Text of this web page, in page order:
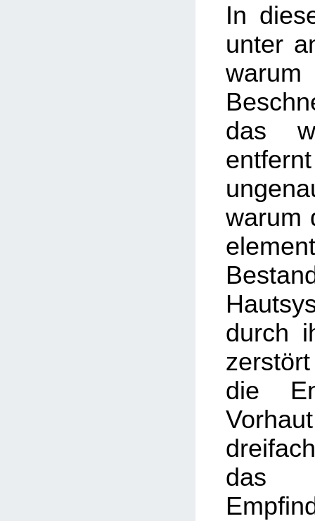
In
unter
das
warum
durch
die
das